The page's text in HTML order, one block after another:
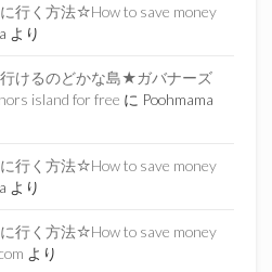
行く方法☆How to save money
より
けるのどかな島★ガバナーズ
island for free に Poohmama
行く方法☆How to save money
より
行く方法☆How to save money
より